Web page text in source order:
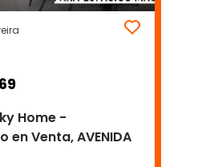
Home -
Venta, AVENIDA